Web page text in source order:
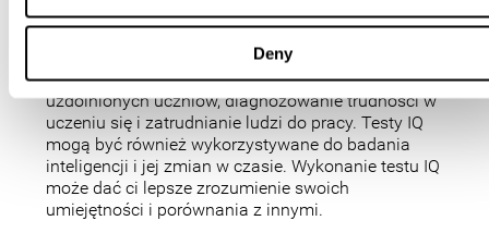
Deny
Testy IQ nie są doskonałe, ale są najlepszym,
inteligencji. Testy IQ są wykorzystywane do
różnych celów, takich jak identyfikowanie
uzdolnionych uczniów, diagnozowanie trudności w
uczeniu się i zatrudnianie ludzi do pracy. Testy IQ
mogą być również wykorzystywane do badania
inteligencji i jej zmian w czasie. Wykonanie testu IQ
może dać ci lepsze zrozumienie swoich
umiejętności i porównania z innymi.